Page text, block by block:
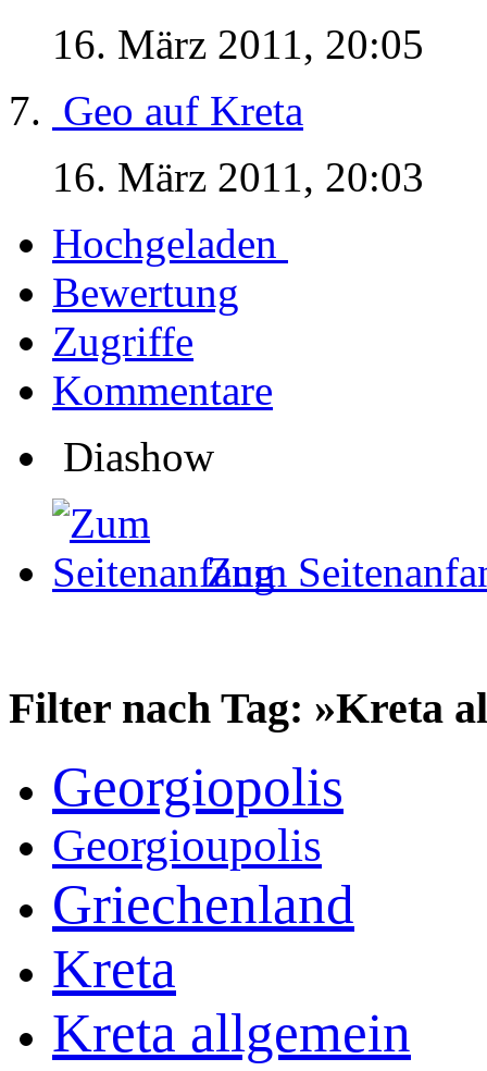
16. März 2011, 20:05
Geo auf Kreta
16. März 2011, 20:03
Hochgeladen
Bewertung
Zugriffe
Kommentare
Diashow
Zum
Filter nach Tag: »Kreta
Georgiopolis
Georgioupolis
Griechenland
Kreta
Kreta allgemein